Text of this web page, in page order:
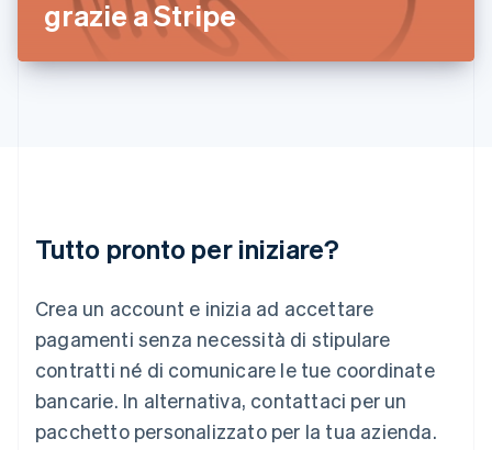
grazie a Stripe
Tutto pronto per iniziare?
Crea un account e inizia ad accettare
pagamenti senza necessità di stipulare
contratti né di comunicare le tue coordinate
bancarie. In alternativa, contattaci per un
pacchetto personalizzato per la tua azienda.
Lettonia
English
Liechtenstein
Malta
English
EspañolEnglish
Norvegia
English
Nuova Zelanda
English
NederlandsEnglish